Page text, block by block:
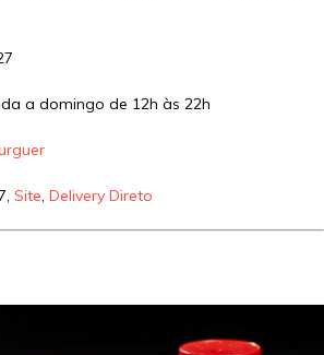
a domingo de 12h às 22h
Site Delivery Direto